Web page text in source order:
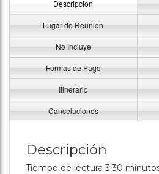
Descripción
Lugar de Reunión
No Incluye
Formas de Pago
Itinerario
Cancelaciones
Descripción
Tiempo de lectura 3.30